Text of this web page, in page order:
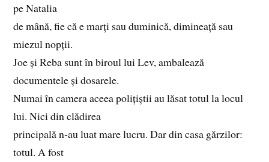
pe Natalia
de mână, fie că e marți sau duminică, dimineață sau
miezul nopții.
Joe și Reba sunt în biroul lui Lev, ambalează
documentele și dosarele.
Numai în camera aceea polițiștii au lăsat totul la locul
lui. Nici din clădirea
principală n‑au luat mare lucru. Dar din casa gărzilor:
totul. A fost